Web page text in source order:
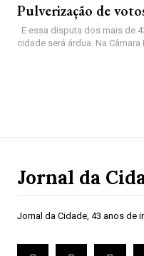
Pulverização de
E essa disputa dos mais de
cidade será árdua. Na Câmara
Jornal da
Jornal da Cidade, 43 anos de